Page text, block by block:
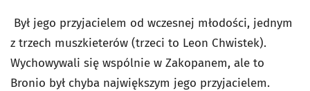
Był jego przyjacielem od wczesnej młodości, jednym
z trzech muszkieterów (trzeci to Leon Chwistek).
Wychowywali się wspólnie w Zakopanem, ale to
Bronio był chyba największym jego przyjacielem.